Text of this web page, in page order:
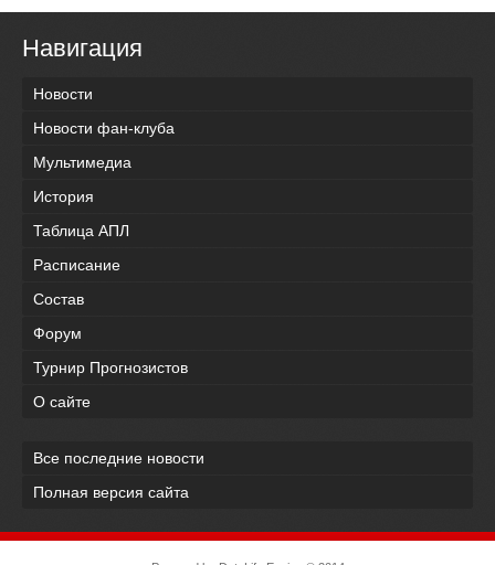
Навигация
Новости
Новости фан-клуба
Мультимедиа
История
Таблица АПЛ
Расписание
Состав
Форум
Турнир Прогнозистов
О сайте
Все последние новости
Полная версия сайта